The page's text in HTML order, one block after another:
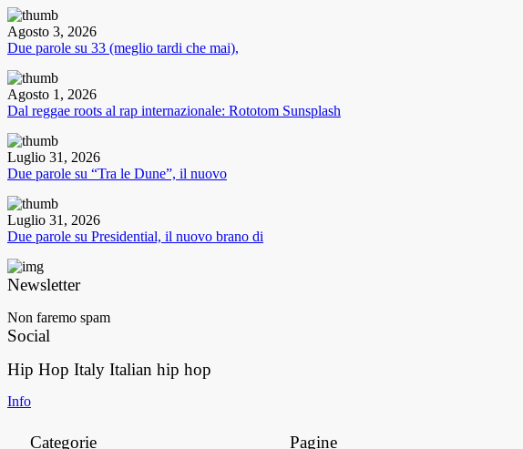
Agosto 3, 2026
Due parole su 33 (meglio tardi che mai),
Agosto 1, 2026
Dal reggae roots al rap internazionale: Rototom Sunsplash
Luglio 31, 2026
Due parole su “Tra le Dune”, il nuovo
Luglio 31, 2026
Due parole su Presidential, il nuovo brano di
Newsletter
Non faremo spam
Social
Hip Hop Italy Italian hip hop
Info
Categorie Pagine